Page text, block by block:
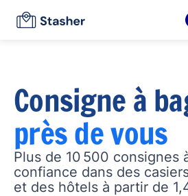
Consigne à
près de vous
Plus de 10 500 consignes
confiance dans des
et des hôtels à partir de